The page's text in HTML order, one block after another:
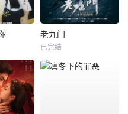
老九门
已完结